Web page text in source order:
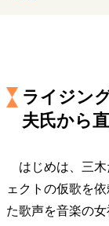
経営・ビジネス
リーダーの流儀
マインドセット
重圧との向き合
ライジン
夫氏から
はじめは、三木
ェクトの仮歌を
た歌声を音楽の